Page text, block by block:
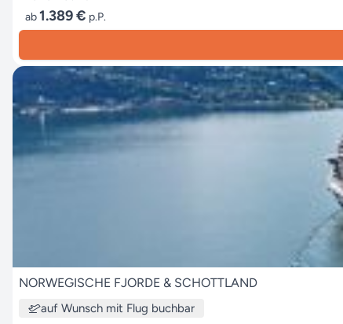
ab1.389 € p.P.
NORWEGISCHE FJORDE & SCHOTTLAND
auf Wunsch mit Flug buchbar